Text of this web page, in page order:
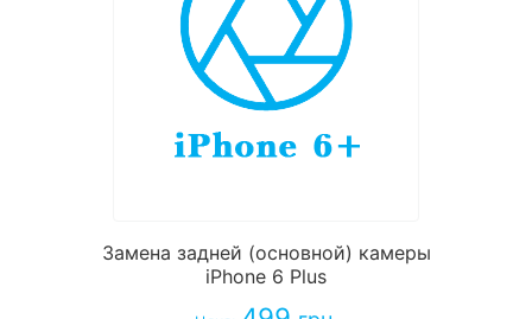
Замена задней (основной) камеры
iPhone 6 Plus